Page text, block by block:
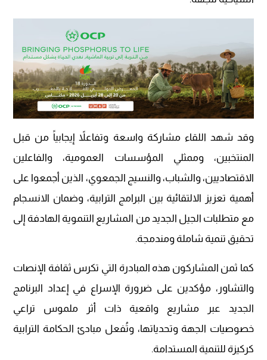
وقد شهد اللقاء مشاركة واسعة وتفاعلاً إيجابياً من قبل
المنتخبين، وممثلي المؤسسات العمومية، والفاعلين
الاقتصاديين، والشباب، والنسيج الجمعوي، الذين أجمعوا على
أهمية تعزيز الالتقائية بين البرامج الترابية، وضمان الانسجام
مع متطلبات الجيل الجديد من المشاريع التنموية الهادفة إلى
تحقيق تنمية شاملة ومندمجة.
كما ثمن المشاركون هذه المبادرة التي تكرس ثقافة الإنصات
والتشاور، مؤكدين على ضرورة الإسراع في إعداد البرنامج
الجديد عبر مشاريع واقعية ذات أثر ملموس تراعي
خصوصيات الجهة وتحدياتها، وتُفعل مبادئ الحكامة الترابية
كركيزة للتنمية المستدامة.